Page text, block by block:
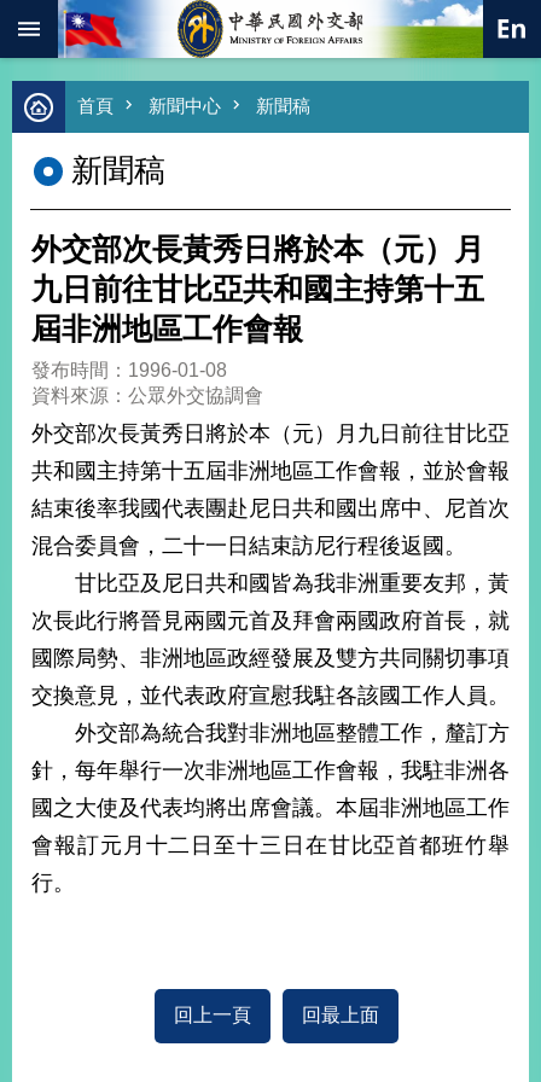
跳到主要內容區塊
進
階
尋
熱
總
合
外
交
價
值
外
交
經
不
落
國
台
和
平
護
照
回
首頁 新聞中心 新聞稿
新聞稿
外交部次長黃秀日將於本（元）月
九日前往甘比亞共和國主持第十五
屆非洲地區工作會報
發布時間：1996-01-08
資料來源：公眾外交協調會
外交部次長黃秀日將於本（元）月九日前往甘比亞
共和國主持第十五屆非洲地區工作會報，並於會報
結束後率我國代表團赴尼日共和國出席中、尼首次
混合委員會，二十一日結束訪尼行程後返國。
甘比亞及尼日共和國皆為我非洲重要友邦，黃
次長此行將晉見兩國元首及拜會兩國政府首長，就
國際局勢、非洲地區政經發展及雙方共同關切事項
交換意見，並代表政府宣慰我駐各該國工作人員。
外交部為統合我對非洲地區整體工作，釐訂方
針，每年舉行一次非洲地區工作會報，我駐非洲各
國之大使及代表均將出席會議。本屆非洲地區工作
會報訂元月十二日至十三日在甘比亞首都班竹舉
行。
回上一頁 回最上面